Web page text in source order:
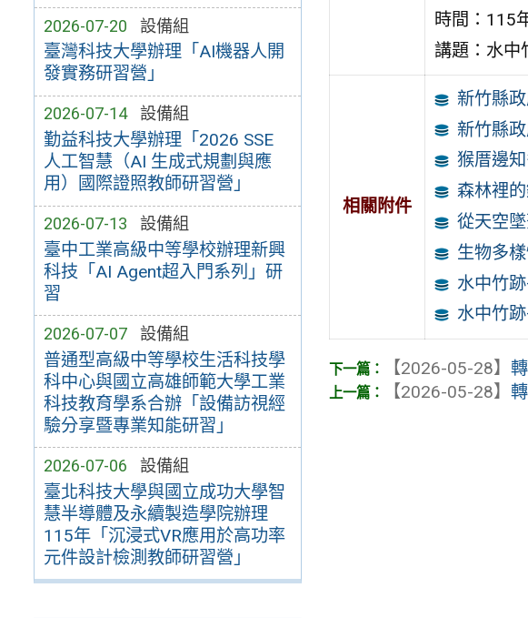
2026-07-20 設備組
臺灣科技大學辦理「AI機器人開
發實務研習營」
2026-07-14 設備組
勤益科技大學辦理「2026 SSE
人工智慧（AI 生成式規劃與應
用）國際證照教師研習營」
2026-07-13 設備組
臺中工業高級中等學校辦理新興
科技「AI Agent超入門系列」研
習
2026-07-07 設備組
普通型高級中等學校生活科技學
科中心與國立高雄師範大學工業
科技教育學系合辦「設備訪視經
驗分享暨專業知能研習」
2026-07-06 設備組
臺北科技大學與國立成功大學智
慧半導體及永續製造學院辦理
115年「沉浸式VR應用於高功率
元件設計檢測教師研習營」
時間：115
講題：水中
相關附件
新竹縣
新竹縣
猴厝邊
森林裡
從天空
生物多
水中竹
水中竹
【2026-05-28】
【2026-05-28】